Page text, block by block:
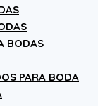
BODAS
PARA BODA